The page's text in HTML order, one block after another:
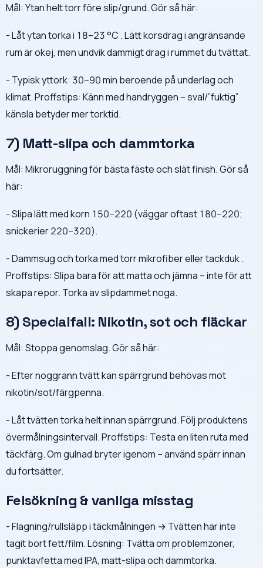
Mål: Ytan helt torr före slip/grund. Gör så här:
- Låt ytan torka i 18–23 °C . Lätt korsdrag i angränsande
rum är okej, men undvik dammigt drag i rummet du tvättat.
- Typisk yttork: 30–90 min beroende på underlag och
klimat. Proffstips: Känn med handryggen – sval/”fuktig”
känsla betyder mer torktid.
7) Matt-slipa och dammtorka
Mål: Mikroruggning för bästa fäste och slät finish. Gör så
här:
- Slipa lätt med korn 150–220 (väggar oftast 180–220;
snickerier 220–320).
- Dammsug och torka med torr mikrofiber eller tackduk .
Proffstips: Slipa bara för att matta och jämna – inte för att
skapa repor. Torka av slipdammet noga.
8) Specialfall: Nikotin, sot och fläckar
Mål: Stoppa genomslag. Gör så här:
- Efter noggrann tvätt kan spärrgrund behövas mot
nikotin/sot/färgpenna.
- Låt tvätten torka helt innan spärrgrund. Följ produktens
övermålningsintervall. Proffstips: Testa en liten ruta med
täckfärg. Om gulnad bryter igenom – använd spärr innan
du fortsätter.
Felsökning & vanliga misstag
- Flagning/rullsläpp i täckmålningen → Tvätten har inte
tagit bort fett/film. Lösning: Tvätta om problemzoner,
punktavfetta med IPA, matt-slipa och dammtorka.